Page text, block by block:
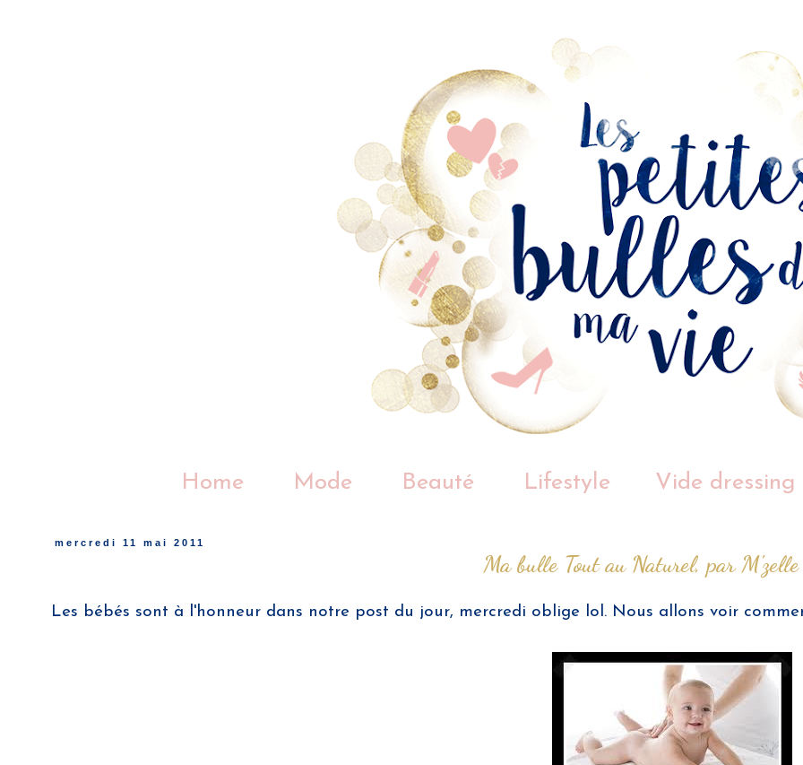
Home Mode Beauté Lifestyle Vide dressing
mercredi 11 mai 2011
Ma bulle Tout au Naturel, par
Les bébés sont à l'honneur dans notre post du jour, mercredi oblige lol. Nous allons voir